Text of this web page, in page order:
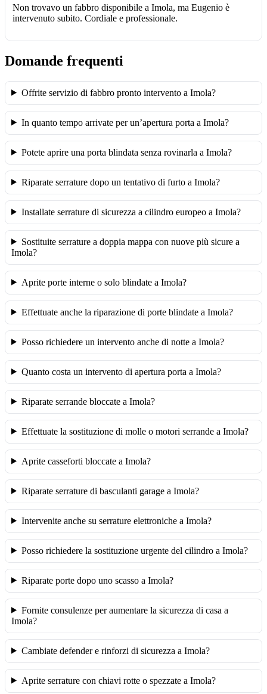
Non trovavo un fabbro disponibile a Imola, ma Eugenio è
intervenuto subito. Cordiale e professionale.
Domande frequenti
Offrite servizio di fabbro pronto intervento a Imola?
In quanto tempo arrivate per un’apertura porta a Imola?
Potete aprire una porta blindata senza rovinarla a Imola?
Riparate serrature dopo un tentativo di furto a Imola?
Installate serrature di sicurezza a cilindro europeo a Imola?
Sostituite serrature a doppia mappa con nuove più sicure a
Imola?
Aprite porte interne o solo blindate a Imola?
Effettuate anche la riparazione di porte blindate a Imola?
Posso richiedere un intervento anche di notte a Imola?
Quanto costa un intervento di apertura porta a Imola?
Riparate serrande bloccate a Imola?
Effettuate la sostituzione di molle o motori serrande a Imola?
Aprite casseforti bloccate a Imola?
Riparate serrature di basculanti garage a Imola?
Intervenite anche su serrature elettroniche a Imola?
Posso richiedere la sostituzione urgente del cilindro a Imola?
Riparate porte dopo uno scasso a Imola?
Fornite consulenze per aumentare la sicurezza di casa a
Imola?
Cambiate defender e rinforzi di sicurezza a Imola?
Aprite serrature con chiavi rotte o spezzate a Imola?